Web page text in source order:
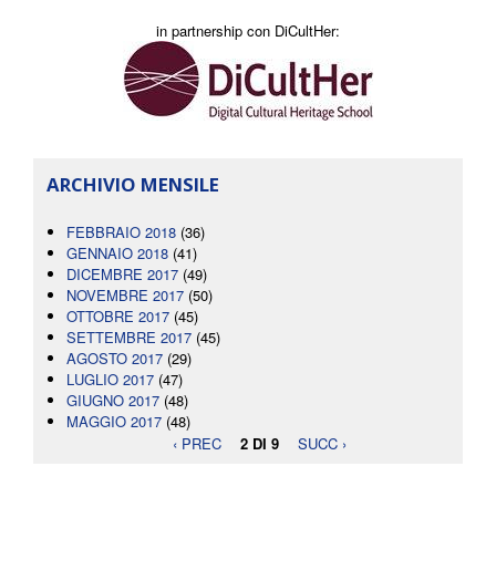
in partnership con DiCultHer:
ARCHIVIO MENSILE
FEBBRAIO 2018 (36)
GENNAIO 2018 (41)
DICEMBRE 2017 (49)
NOVEMBRE 2017 (50)
OTTOBRE 2017 (45)
SETTEMBRE 2017 (45)
AGOSTO 2017 (29)
LUGLIO 2017 (47)
GIUGNO 2017 (48)
MAGGIO 2017 (48)
‹ PREC
2 DI 9 SUCC ›